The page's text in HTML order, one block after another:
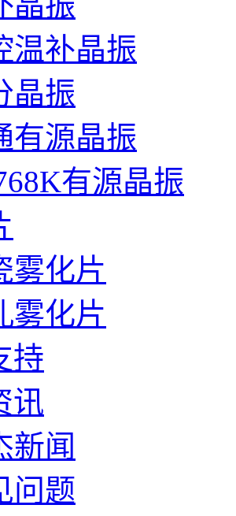
温补晶振
晶振
有源晶振
有源晶振
雾化片
雾化片
持
讯
新闻
问题